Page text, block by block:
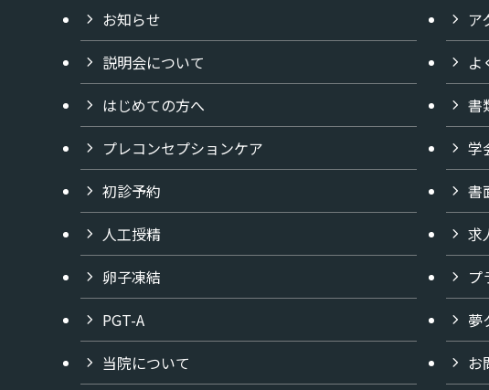
お知らせ
説明会について
はじめての方へ
プレコンセプションケア
初診予約
人工授精
卵子凍結
PGT-A
当院について
ア
よ
書
学
書
求
プ
夢
お